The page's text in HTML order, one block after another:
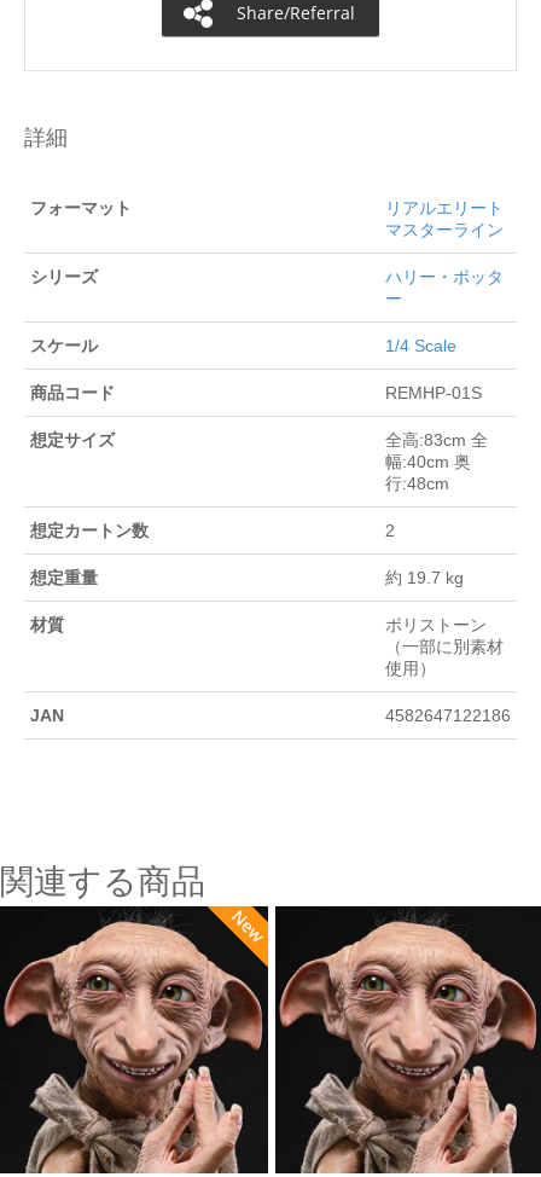
Share/Referral
詳細
フォーマット
リアルエリート
マスターライン
シリーズ
ハリー・ポッタ
ー
スケール 1/4 Scale
商品コード REMHP-01S
想定サイズ
全高:83cm 全
幅:40cm 奥
行:48cm
想定カートン数 2
想定重量 約 19.7 kg
材質
ポリストーン
（一部に別素材
使用）
JAN 4582647122186
関連する商品